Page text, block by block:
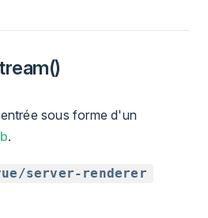
sous forme d'un
.
server-renderer